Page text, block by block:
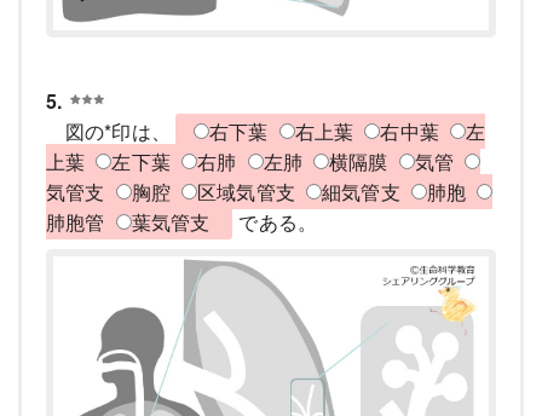
5.
図の*印は、
右下葉 右上葉 右中葉
左
上葉
左下葉 右肺 左肺 横隔膜
気管
気管支
胸腔 区域気管支 細気管支
肺胞
肺胞管
葉気管支 である。